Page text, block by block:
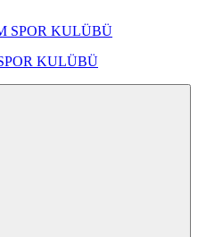
KULÜBÜ